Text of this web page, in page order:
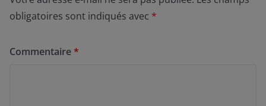
obligatoires sont indiqués avec *
Commentaire*